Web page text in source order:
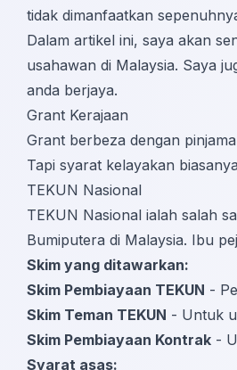
tidak dimanfaatkan
Dalam artikel ini, saya akan
usahawan di Malaysia. Saya
anda berjaya.
Grant Kerajaan
Grant berbeza dengan
Tapi syarat kelayakan
TEKUN Nasional
TEKUN Nasional ialah salah
Bumiputera di Malaysia. Ibu
Skim yang ditawarkan:
Skim Pembiayaan TEKUN -
Skim Teman TEKUN - Untuk
Skim Pembiayaan Kontrak -
Syarat asas: